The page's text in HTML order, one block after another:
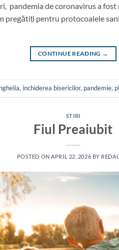
pandemia de coronavirus a
pregătiți pentru protocoalele
CONTINUE READING →
, inchiderea bisericilor, pandemie,
STIRI
Fiul Preaiubit
POSTED ONAPRIL 22, 2026 BY